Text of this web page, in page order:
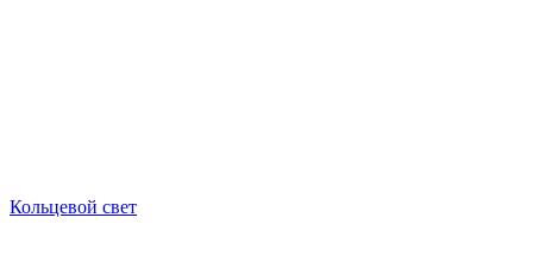
Кольцевой свет